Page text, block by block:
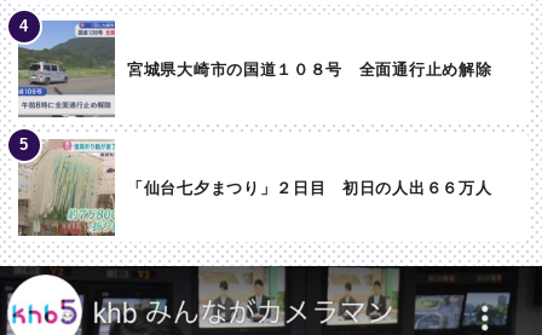
宮城県大崎市の国道１０８号 全面通行止め解除
「仙台七夕まつり」２日目 初日の人出６６万人